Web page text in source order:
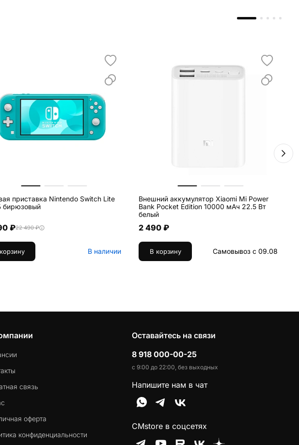
приставка Nintendo Switch Lite
бирюзовый
₽22 490 ₽
В наличии
Внешний аккумулятор Xiaomi Mi Power
Bank Pocket Edition 10000 мАч 22.5 Вт
белый
2 490 ₽
В корзину Самовывоз с 09.08
связь
оферта
конфиденциальности
Оставайтесь на связи
8 918 000-00-25
с 9:00 до 22:00, без выходных
Напишите нам в чат
CMstore в соцсетях